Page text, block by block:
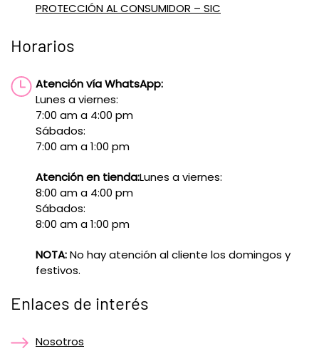
PROTECCIÓN AL CONSUMIDOR – SIC
Horarios
Atención vía WhatsApp:
Lunes a viernes:
7:00 am a 4:00 pm
Sábados:
7:00 am a 1:00 pm
Atención en tienda:Lunes a viernes:
8:00 am a 4:00 pm
Sábados:
8:00 am a 1:00 pm
NOTA:No hay atención al cliente los domingos y
festivos.
Enlaces de interés
Nosotros